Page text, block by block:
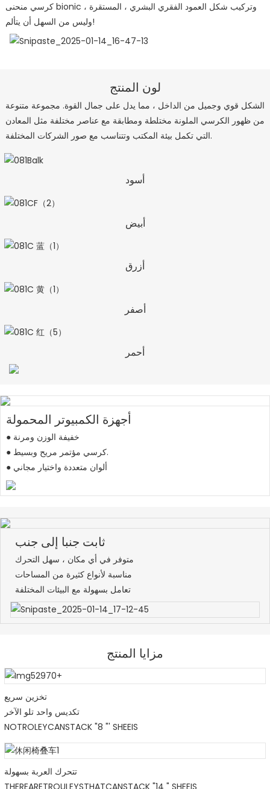
كرسي منحنى bionic ، وتركيب شكل العمود الفقري البشري ، المستقرة
وليس من السهل أن يتألم!
لون المنتج
الشكل قوي وجميل من الداخل ، مما يدل على جمال القوة. مجموعة متنوعة
من ظهور الكرسي الملونة مختلطة ومطابقة مع عناصر مختلفة مثل المعادن
التي تكمل بيئة المكتب وتتناسب مع صور الشركات المختلفة.
أسود
أبيض
أزرق
أصفر
أحمر
أجهزة الكمبيوتر المحمولة
● خفيفة الوزن ومرنة
● كرسي مؤتمر مريح وبسيط.
● ألوان متعددة واختيار مجاني
ثابت جنبا إلى جنب
مناسبة لأنواع كثيرة من المساحات
تعامل بسهولة مع البيئات المختلفة
مزايا المنتج
تخزين سريع
تكديس واحد تلو الآخر
NOTROLEYCANSTACK "8 "' SHEEIS
تتحرك العربة بسهولة